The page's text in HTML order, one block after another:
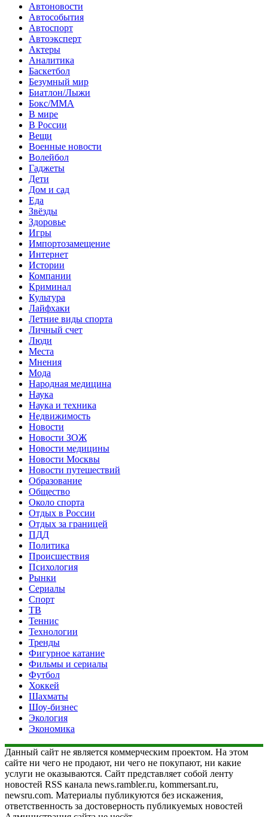
Автоновости
Автособытия
Автоспорт
Автоэксперт
Актеры
Аналитика
Баскетбол
Безумный мир
Биатлон/Лыжи
Бокс/MMA
В мире
В России
Вещи
Военные новости
Волейбол
Гаджеты
Дети
Дом и сад
Еда
Звёзды
Здоровье
Игры
Импортозамещение
Интернет
Истории
Компании
Криминал
Культура
Лайфхаки
Летние виды спорта
Личный счет
Люди
Места
Мнения
Мода
Народная медицина
Наука
Наука и техника
Недвижимость
Новости
Новости ЗОЖ
Новости медицины
Новости Москвы
Новости путешествий
Образование
Общество
Около спорта
Отдых в России
Отдых за границей
ПДД
Политика
Происшествия
Психология
Рынки
Сериалы
Спорт
ТВ
Теннис
Технологии
Тренды
Фигурное катание
Фильмы и сериалы
Футбол
Хоккей
Шахматы
Шоу-бизнес
Экология
Экономика
Данный сайт не является коммерческим проектом. На этом
сайте ни чего не продают, ни чего не покупают, ни какие
услуги не оказываются. Сайт представляет собой ленту
новостей RSS канала news.rambler.ru, kommersant.ru,
newsru.com. Материалы публикуются без искажения,
ответственность за достоверность публикуемых новостей